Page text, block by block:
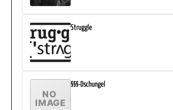
Struggle
§§§-Dschungel